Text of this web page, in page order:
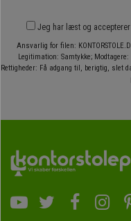
Jeg har læst og
Ansvarlig for filen:
Legitimation: Samtykke;
Rettigheder: Få adgang til, berigtig, slet